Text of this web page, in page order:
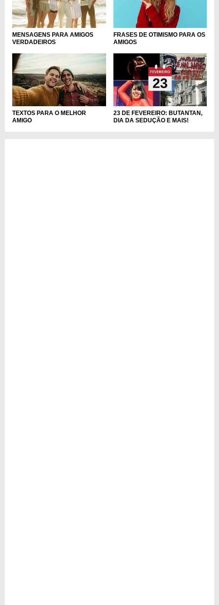
MENSAGENS PARA AMIGOS
VERDADEIROS
FRASES DE OTIMISMO PARA OS
AMIGOS
TEXTOS PARA O MELHOR
AMIGO
23 DE FEVEREIRO: BUTANTAN,
DIA DA SEDUÇÃO E MAIS!